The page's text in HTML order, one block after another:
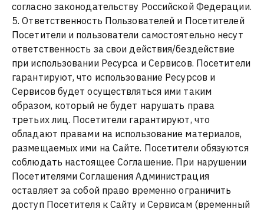
согласно законодательству Российской Федерации.
5. Ответственность Пользователей и Посетителей
Посетители и пользователи самостоятельно несут
ответственность за свои действия/бездействие
при использовании Ресурса и Сервисов. Посетители
гарантируют, что использование Ресурсов и
Сервисов будет осуществляться ими таким
образом, который не будет нарушать права
третьих лиц. Посетители гарантируют, что
обладают правами на использование материалов,
размещаемых ими на Сайте. Посетители обязуются
соблюдать настоящее Соглашение. При нарушении
Посетителями Соглашения Администрация
оставляет за собой право временно ограничить
доступ Посетителя к Сайту и Сервисам (временный